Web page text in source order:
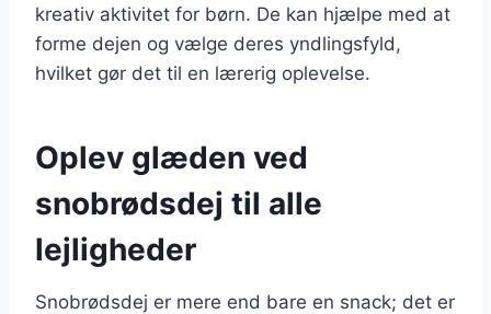
kreativ aktivitet for børn. De kan hjælpe med at
forme dejen og vælge deres yndlingsfyld,
hvilket gør det til en lærerig oplevelse.
Oplev glæden ved
snobrødsdej til alle
lejligheder
Snobrødsdej er mere end bare en snack; det er